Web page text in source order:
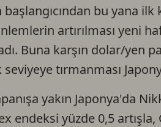
başlangıcından bu yana
artırılması yeni
Buna karşın dolar/yen
tırmanması
yakın Japonya'da
endeksi yüzde 0,5